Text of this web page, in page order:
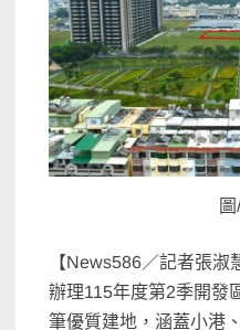
【News586／記者張
辦理115年度第2季開發
筆優質建地，涵蓋小港